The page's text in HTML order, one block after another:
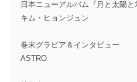
日本ニューアルバム『月と太陽と
キム・ヒョンジュン
巻末グラビア＆インタビュー
ASTRO